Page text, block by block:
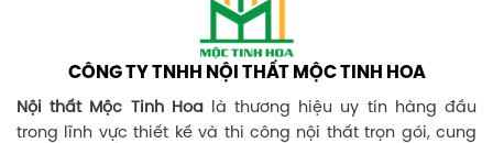
CÔNG TY TNHH NỘI THẤT MỘC TINH HOA
Nội thất Mộc Tinh Hoalà thương hiệu uy tín hàng đầu
trong lĩnh vực thiết kế và thi công nội thất trọn gói, cung